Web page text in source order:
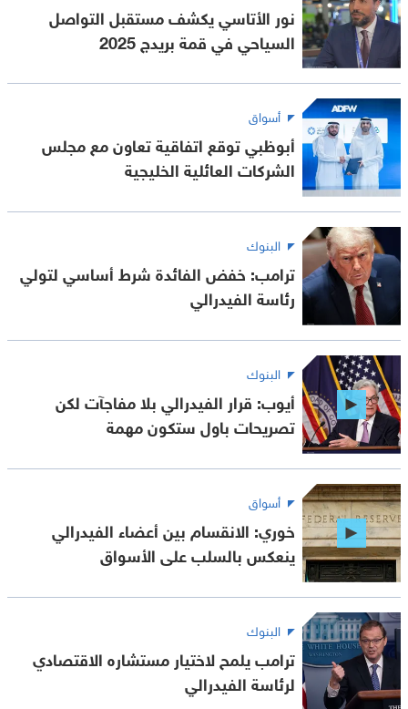
نور الأتاسي يكشف مستقبل التواصل
السياحي في قمة بريدج 2025
أسواق
أبوظبي توقع اتفاقية تعاون مع مجلس
الشركات العائلية الخليجية
البنوك
ترامب: خفض الفائدة شرط أساسي لتولي
رئاسة الفيدرالي
البنوك
أيوب: قرار الفيدرالي بلا مفاجآت لكن
تصريحات باول ستكون مهمة
أسواق
خوري: الانقسام بين أعضاء الفيدرالي
ينعكس بالسلب على الأسواق
البنوك
ترامب يلمح لاختيار مستشاره الاقتصادي
لرئاسة الفيدرالي